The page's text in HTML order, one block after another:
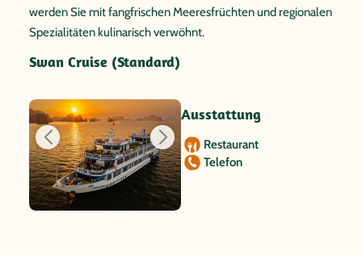
werden Sie mit fangfrischen Meeresfrüchten und regionalen
Spezialitäten kulinarisch verwöhnt.
Swan Cruise (Standard)
Ausstattung
Restaurant
Telefon